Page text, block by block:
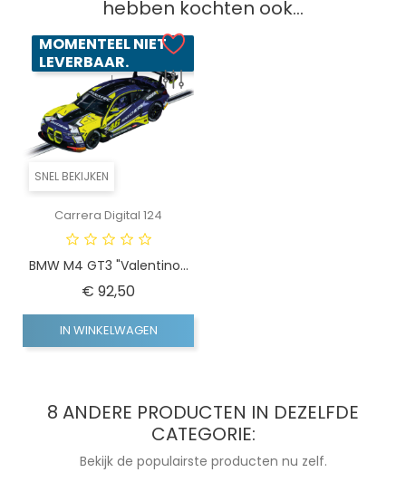
hebben kochten ook...
SNEL BEKIJKEN
MOMENTEEL NIET
LEVERBAAR.
Carrera Digital 124
BMW M4 GT3 "Valentino...
€ 92,50
IN WINKELWAGEN
8 ANDERE PRODUCTEN IN DEZELFDE
CATEGORIE:
Bekijk de populairste producten nu zelf.